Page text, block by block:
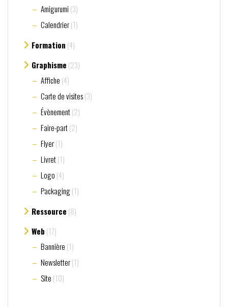
Amigurumi (3)
Calendrier(1)
Formation (4)
Graphisme (23)
Affiche (4)
Carte de visites(3)
Évènement(2)
Faire-part(2)
Flyer(1)
Livret(1)
Logo (4)
Packaging(1)
Ressource (8)
Web (17)
Bannière (1)
Newsletter(1)
Site (10)